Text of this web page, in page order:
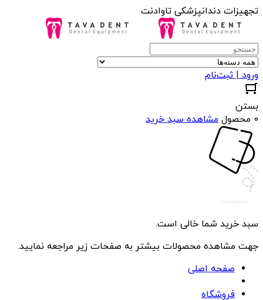
تجهیزات دندانپزشکی تاوادنت
ورود | ثبت‌نام
بستن
0 محصول
مشاهده سبد خرید
سبد خرید شما خالی است.
جهت مشاهده محصولات بیشتر به صفحات زیر مراجعه نمایید.
صفحه اصلی
فروشگاه